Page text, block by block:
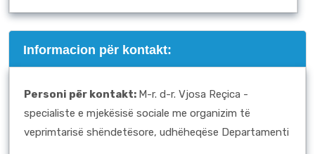
Informacion për kontakt:
Personi për kontakt: M-r. d-r. Vjosa Reçica -
specialiste e mjekësisë sociale me organizim të
veprimtarisë shëndetësore, udhëheqëse Departamenti